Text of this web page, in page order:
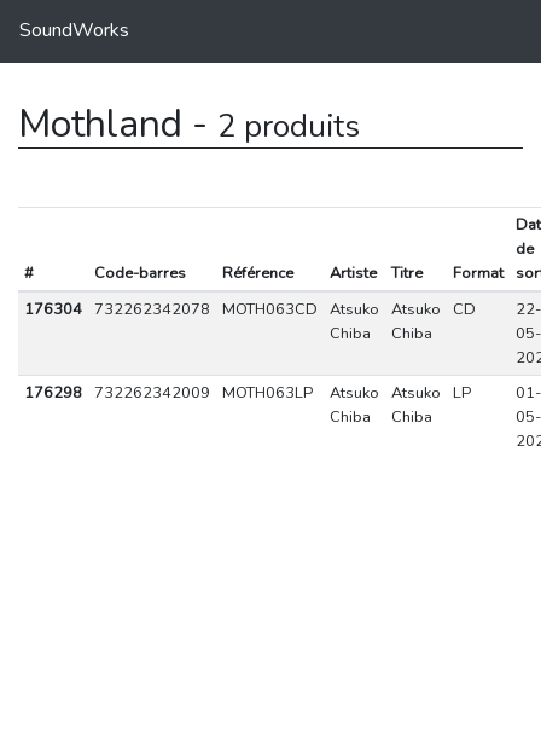
SoundWorks
Mothland - 2 produits
# Code-barres Référence Artiste Titre Format
de
176304
732262342078 MOTH063CD
Atsuko
Chiba
Atsuko
Chiba
CD
22-
05-
176298
732262342009 MOTH063LP
Atsuko
Chiba
Atsuko
Chiba
LP
01-
05-